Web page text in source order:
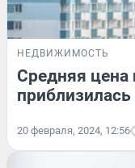
НЕДВИЖИМОСТЬ
Средняя
20 февраля, 2024, 12:56